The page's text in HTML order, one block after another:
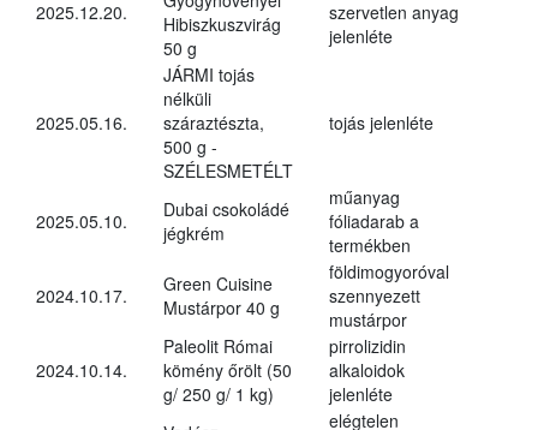
2025.12.20.
Hibiszkuszvirág
50 g
szervetlen anyag
jelenléte
2025.05.16.
JÁRMI tojás
nélküli
száraztészta,
500 g -
SZÉLESMETÉLT
tojás jelenléte
2025.05.10.
Dubai csokoládé
jégkrém
műanyag
fóliadarab a
termékben
2024.10.17.
Green Cuisine
Mustárpor 40 g
földimogyoróval
szennyezett
mustárpor
2024.10.14.
Paleolit Római
kömény őrölt (50
g/ 250 g/ 1 kg)
pirrolizidin
alkaloidok
jelenléte
elégtelen